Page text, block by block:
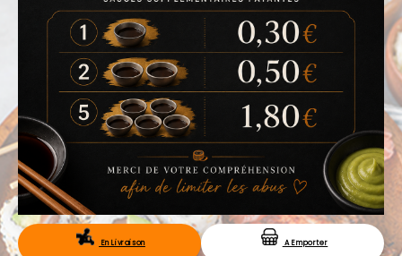
LA CARTE
VOTRE COMPTE
NOTRE RESTAURANT
VOS AVIS
MENTIONS LÉGALES
C.G.V
RÉSERVATIONEn Livraison A Emporter